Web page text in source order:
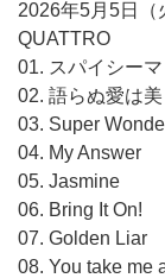
2026年5月5日（
QUATTRO
01. スパイシー
02. 語らぬ愛は
03. Super
04. My Answer
05. Jasmine
06. Bring It On!
07. Golden Liar
08. You take me